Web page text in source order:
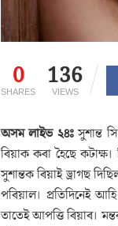
0
SHARES
136
VIEWS
অসম লাইভ ২৪ঃসুশান্ত
ৰিয়াক কৰা হৈছে
সুশান্তক ৰিয়াই ড্ৰাগছ
পৰিয়াল। প্ৰতিদিনেই
তাতেই আপত্তি ৰিয়াৰ।